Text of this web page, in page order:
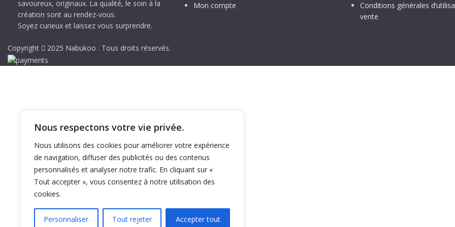
Nous respectons votre vie privée.
Nous utilisons des cookies pour améliorer votre expérience
de navigation, diffuser des publicités ou des contenus
personnalisés et analyser notre trafic. En cliquant sur «
Tout accepter », vous consentez à notre utilisation des
cookies.
Personnaliser Tout rejeter Accepter tout
savoureux, originaux. La qualité, le soin à la
création sont au rendez-vous.
Soyez curieux et laissez vous surprendre.
Mon compte
Conditions générales
vente
Copyright 2025 Nabukoo . Tous droits réservés.